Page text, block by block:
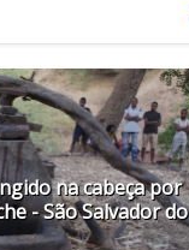
na cabeça por
- São Salvador do